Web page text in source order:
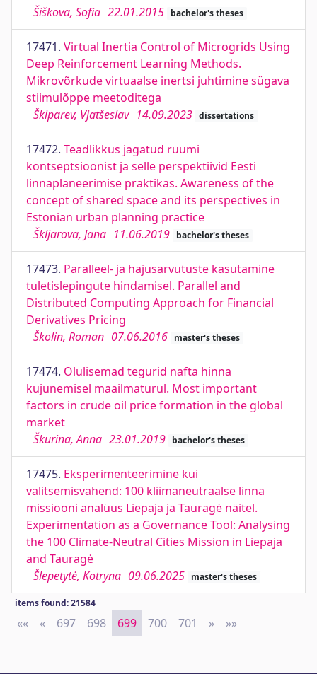
Šiškova, Sofia 22.01.2015 bachelor's theses
17471. Virtual Inertia Control of Microgrids Using
Deep Reinforcement Learning Methods.
Mikrovõrkude virtuaalse inertsi juhtimine sügava
stiimulõppe meetoditega
Škiparev, Vjatšeslav 14.09.2023 dissertations
17472. Teadlikkus jagatud ruumi
kontseptsioonist ja selle perspektiivid Eesti
linnaplaneerimise praktikas. Awareness of the
concept of shared space and its perspectives in
Estonian urban planning practice
Škljarova, Jana 11.06.2019 bachelor's theses
17473. Paralleel- ja hajusarvutuste kasutamine
tuletislepingute hindamisel. Parallel and
Distributed Computing Approach for Financial
Derivatives Pricing
Školin, Roman 07.06.2016 master's theses
17474. Olulisemad tegurid nafta hinna
kujunemisel maailmaturul. Most important
factors in crude oil price formation in the global
market
Škurina, Anna 23.01.2019 bachelor's theses
17475. Eksperimenteerimine kui
valitsemisvahend: 100 kliimaneutraalse linna
missiooni analüüs Liepaja ja Tauragė näitel.
Experimentation as a Governance Tool: Analysing
the 100 Climate-Neutral Cities Mission in Liepaja
and Tauragė
Šlepetytė, Kotryna 09.06.2025 master's theses
items found: 21584
«« First
« Previous
697 698 699 700 701 » Next
»»